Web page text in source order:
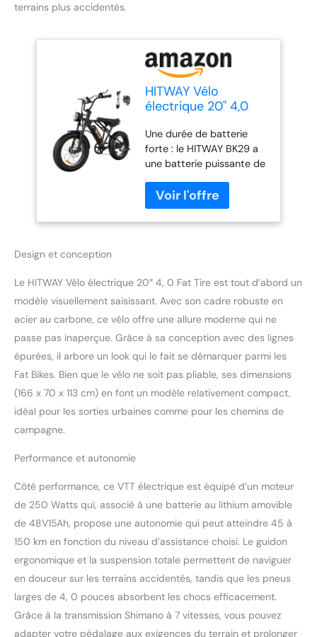
terrains plus accidentés.
HITWAY Vélo
électrique 20" 4,0
Électrique E-Bike
avec Batterie au
Lithium Amovible
48V15Ah/2 * 13Ah, 7
Vitesses,jusqu'à 45-
150km
Une durée de batterie
forte : le HITWAY BK29 a
une batterie puissante de
équipée d'une clé, antivol,
amovible et peut être
rechargée n'importe où et
l'autonomie maximale
peut dépasser 45
charge de 6-7 heures,
vous libérant des
problèmes causés par
des charges fréquentes.
aventures en plein air, ce
pneus de 20*4,0 pouces,
qui résistent facilement
aux conditions routières
urbaines, les montagnes,
la neige et les plages. Il
est antidérapant,
résistant aux crevaisons
et peut également fournir
une absorption des chocs
Design et conception
Le HITWAY Vélo électrique 20″ 4, 0 Fat Tire est tout d’abord un
modèle visuellement saisissant. Avec son cadre robuste en
acier au carbone, ce vélo offre une allure moderne qui ne
passe pas inaperçue. Grâce à sa conception avec des lignes
épurées, il arbore un look qui le fait se démarquer parmi les
Fat Bikes. Bien que le vélo ne soit pas pliable, ses dimensions
(166 x 70 x 113 cm) en font un modèle relativement compact,
idéal pour les sorties urbaines comme pour les chemins de
campagne.
Performance et autonomie
Côté performance, ce VTT électrique est équipé d’un moteur
de 250 Watts qui, associé à une batterie au lithium amovible
de 48V15Ah, propose une autonomie qui peut atteindre 45 à
150 km en fonction du niveau d’assistance choisi. Le guidon
ergonomique et la suspension totale permettent de naviguer
en douceur sur les terrains accidentés, tandis que les pneus
larges de 4, 0 pouces absorbent les chocs efficacement.
Grâce à la transmission Shimano à 7 vitesses, vous pouvez
adapter votre pédalage aux exigences du terrain et prolonger